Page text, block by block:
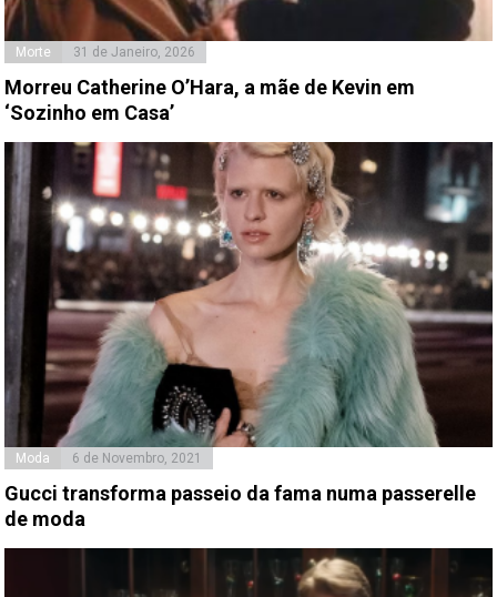
Morte 31 de Janeiro, 2026
Morreu Catherine O’Hara, a mãe de Kevin em
‘Sozinho em Casa’
Moda 6 de Novembro, 2021
Gucci transforma passeio da fama numa passerelle
de moda